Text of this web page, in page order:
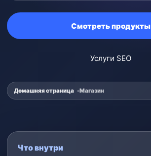
Смотреть продукты
Услуги SEO
Домашняя страница Магазин
Что внутри